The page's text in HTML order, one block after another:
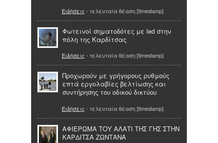
Ειδήσεις - τελευταία θέαση [timestamp]
Φωτεινοί σηματοδότες με led στην
πόλη της Καρδίτσας
Ειδήσεις - τελευταία θέαση [timestamp]
Προχωρούν με γρήγορους ρυθμούς
επτά εργολαβίες βελτίωσης και
συντήρησης του οδικού δικτύου
Ειδήσεις - τελευταία θέαση [timestamp]
ΑΦΙΕΡΩΜΑ ΤΟΥ ΑΛΑΤΙ ΤΗΣ ΓΗΣ ΣΤΗΝ
ΚΑΡΔΙΤΣΑ ΖΩΝΤΑΝΑ